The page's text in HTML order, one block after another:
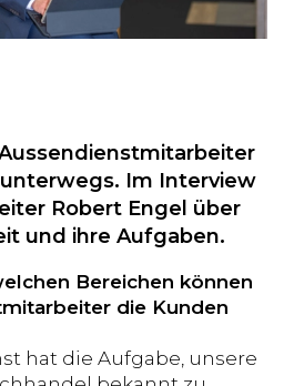
Im Interview
Robert Engel über
und ihre Aufgaben.
Bereichen können
die Kunden
hat die Aufgabe, unsere